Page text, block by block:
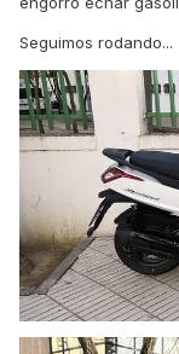
Seguimos rodando...